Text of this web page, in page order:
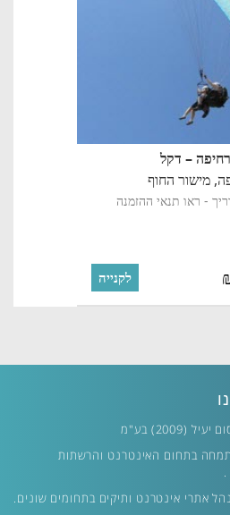
מישור החוף
- ראו תנאי ההזמנה
לקנייה
(2009) בע"מ
בתחום האינטרנט והרשתות
.
אתרי אינטרנט ותיקים בתחומים שונים.